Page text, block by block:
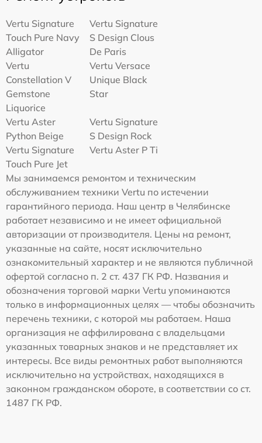
Vertu Signature
Touch Pure Navy
Alligator
Vertu Signature
S Design Clous
De Paris
Vertu
Constellation V
Gemstone
Liquorice
Vertu Versace
Unique Black
Star
Vertu Aster
Python Beige
Vertu Signature
S Design Rock
Vertu Signature
Touch Pure Jet
Vertu Aster P Ti
Мы занимаемся ремонтом и техническим
обслуживанием техники Vertu по истечении
гарантийного периода. Наш центр в Челябинске
работает независимо и не имеет официальной
авторизации от производителя. Цены на ремонт,
указанные на сайте, носят исключительно
ознакомительный характер и не являются публичной
офертой согласно п. 2 ст. 437 ГК РФ. Названия и
обозначения торговой марки Vertu упоминаются
только в информационных целях — чтобы обозначить
перечень техники, с которой мы работаем. Наша
организация не аффилирована с владельцами
указанных товарных знаков и не представляет их
интересы. Все виды ремонтных работ выполняются
исключительно на устройствах, находящихся в
законном гражданском обороте, в соответствии со ст.
1487 ГК РФ.